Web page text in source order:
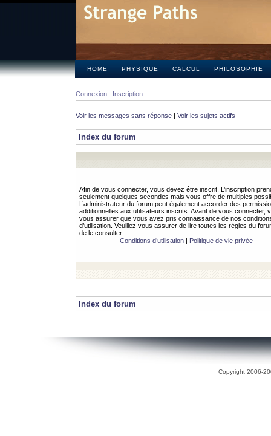
HOME PHYSIQUE CALCUL PHILOSOPHIE
Connexion Inscription
Voir les messages sans réponse | Voir les sujets actifs
Index du forum
Afin de vous connecter, vous devez être inscrit. L’inscription
seulement quelques secondes mais vous offre de multiples
L’administrateur du forum peut également accorder des
additionnelles aux utilisateurs inscrits. Avant de vous connecter,
vous assurer que vous avez pris connaissance de nos
d’utilisation. Veuillez vous assurer de lire toutes les règles du
de le consulter.
Conditions d’utilisation| Politique de vie privée
Index du forum
Copyright 2006-